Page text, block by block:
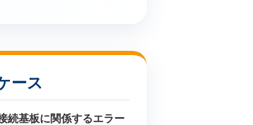
ース
続基板に関係するエラー